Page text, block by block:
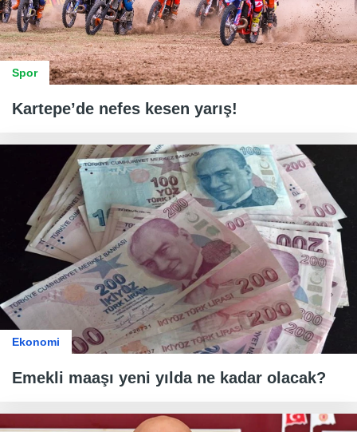
Spor
Kartepe’de nefes kesen yarış!
Ekonomi
Emekli maaşı yeni yılda ne kadar olacak?